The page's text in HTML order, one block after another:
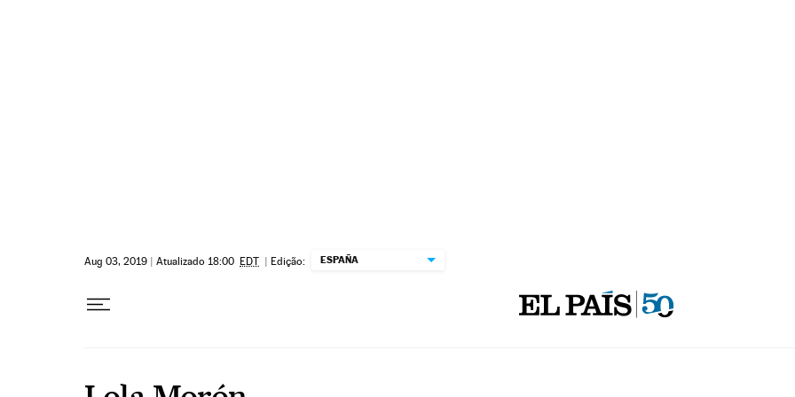
Aug 03, 2019 | Atualizado 18:00 EDT | Edição: ESPAÑA